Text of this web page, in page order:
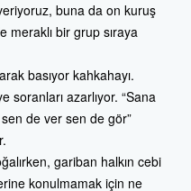
buna da on kuruş
meraklı bir grup sıraya
basıyor kahkahayı.
soranları azarlıyor. “Sana
de ver sen de gör”
gariban halkın cebi
konulmamak için ne